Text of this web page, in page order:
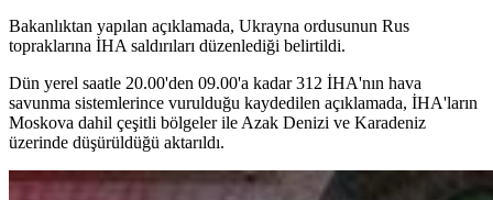
Bakanlıktan yapılan açıklamada, Ukrayna ordusunun Rus
topraklarına İHA saldırıları düzenlediği belirtildi.
Dün yerel saatle 20.00'den 09.00'a kadar 312 İHA'nın hava
savunma sistemlerince vurulduğu kaydedilen açıklamada, İHA'ların
Moskova dahil çeşitli bölgeler ile Azak Denizi ve Karadeniz
üzerinde düşürüldüğü aktarıldı.